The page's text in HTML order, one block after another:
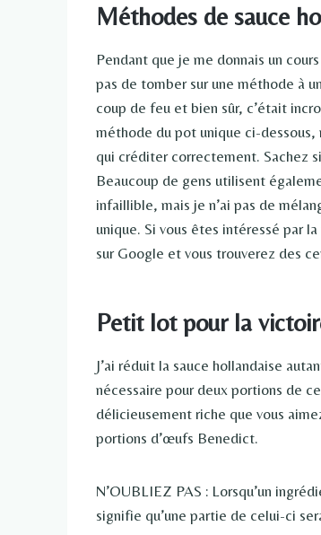
Méthodes de sauce
Pendant que je me donnais un
pas de tomber sur une méthode à
coup de feu et bien sûr, c’était
méthode du pot unique ci-
qui créditer correctement. Sachez
Beaucoup de gens utilisent
infaillible, mais je n’ai pas de
unique. Si vous êtes intéressé par
sur Google et vous trouverez des
Petit lot pour la
J’ai réduit la sauce hollandaise
nécessaire pour deux portions de
délicieusement riche que vous
portions d’œufs Benedict.
N’OUBLIEZ PAS : Lorsqu’un
signifie qu’une partie de celui-ci